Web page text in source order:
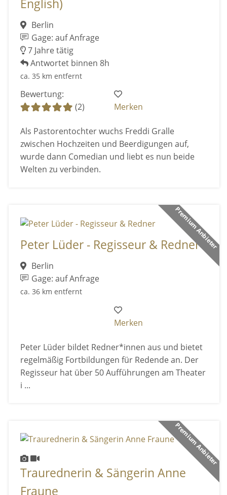
English)
Berlin
Gage: auf Anfrage
7 Jahre tätig
Antwortet binnen 8h
ca. 35 km entfernt
Bewertung:
(2)
Merken
Als Pastorentochter wuchs Freddi Gralle
zwischen Hochzeiten und Beerdigungen auf,
wurde dann Comedian und liebt es nun beide
Welten zu verbinden.
Premium Anbieter
Peter Lüder - Regisseur & Redner
Berlin
Gage: auf Anfrage
ca. 36 km entfernt
Merken
Peter Lüder bildet Redner*innen aus und bietet
regelmäßig Fortbildungen für Redende an. Der
Regisseur hat über 50 Aufführungen am Theater
i ...
Premium Anbieter
Traurednerin & Sängerin Anne
Fraune